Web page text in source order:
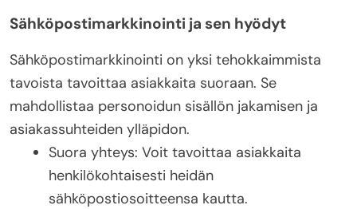
Sähköpostimarkkinointi ja sen hyödyt
Sähköpostimarkkinointi on yksi tehokkaimmista
tavoista tavoittaa asiakkaita suoraan. Se
mahdollistaa personoidun sisällön jakamisen ja
asiakassuhteiden ylläpidon.
Suora yhteys: Voit tavoittaa asiakkaita
henkilökohtaisesti heidän
sähköpostiosoitteensa kautta.